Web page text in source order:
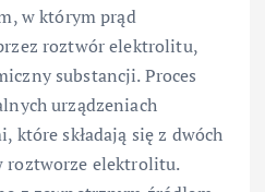
w którym prąd
roztwór elektrolitu,
substancji. Proces
urządzeniach
które składają się z dwóch
roztworze elektrolitu.